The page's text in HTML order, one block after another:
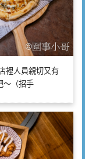
裡人員親切又有
～（招手